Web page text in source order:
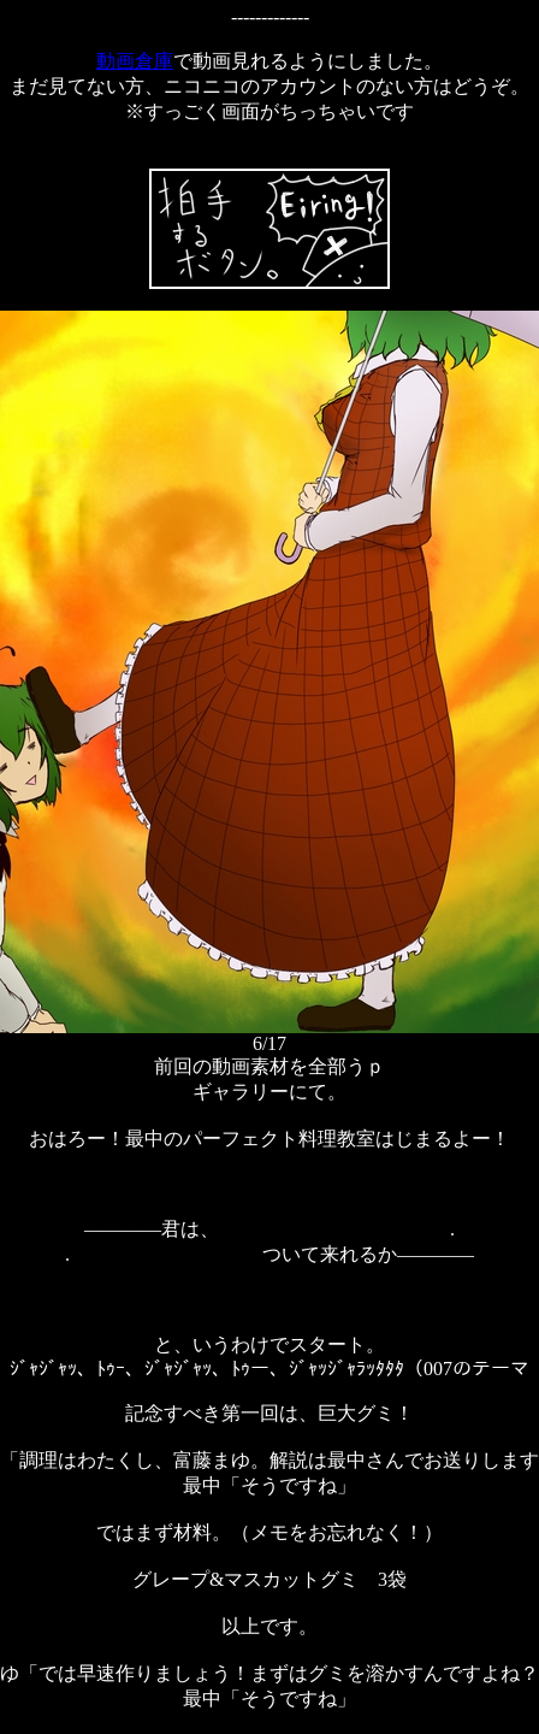
-------------
動画倉庫で動画見れるようにしました。
まだ見てない方、ニコニコのアカウントのない方はどうぞ。
※すっごく画面がちっちゃいです
6/17
前回の動画素材を全部うｐ
ギャラリーにて。
おはろー！最中のパーフェクト料理教室はじまるよー！
――――君は、 .
. ついて来れるか――――
と、いうわけでスタート。
ｼﾞｬｼﾞｬｯ、ﾄｩｰ、ｼﾞｬｼﾞｬｯ、ﾄｩー、ｼﾞｬｯｼﾞｬﾗｯﾀﾀﾀ（007のテーマ
記念すべき第一回は、巨大グミ！
調理はわたくし、富藤まゆ。解説は最中さんでお送りしま
最中「そうですね」
ではまず材料。（メモをお忘れなく！）
グレープ&マスカットグミ 3袋
以上です。
「では早速作りましょう！まずはグミを溶かすんですよね
最中「そうですね」